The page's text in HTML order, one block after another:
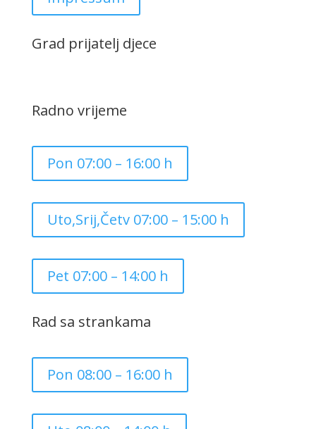
Grad prijatelj djece
Radno vrijeme
Pon 07:00 – 16:00 h
Uto,Srij,Četv 07:00 – 15:00 h
Pet 07:00 – 14:00 h
Rad sa strankama
Pon 08:00 – 16:00 h